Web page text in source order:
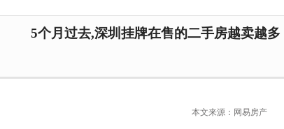
5个月过去,深圳挂牌在售的二手房越卖越多
本文来源：网易房产